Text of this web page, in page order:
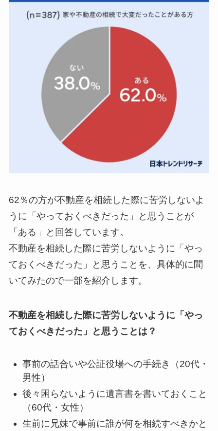
62％の方が不動産を相続した際に苦労しないよ
うに「やっておくべきだった」と思うことが
「ある」と回答しています。
不動産を相続した際に苦労しないように「やっ
ておくべきだった」と思うことを、具体的に聞
いてみたので一部を紹介します。
不動産を相続した際に苦労しないように「やっ
ておくべきだった」と思うことは？
事前の話合いや公証役場への手続き（20代・
男性）
後々困らないように遺言書を書いておくこと
（60代・女性）
生前に兄妹で事前に誰が何を相続すべきかと